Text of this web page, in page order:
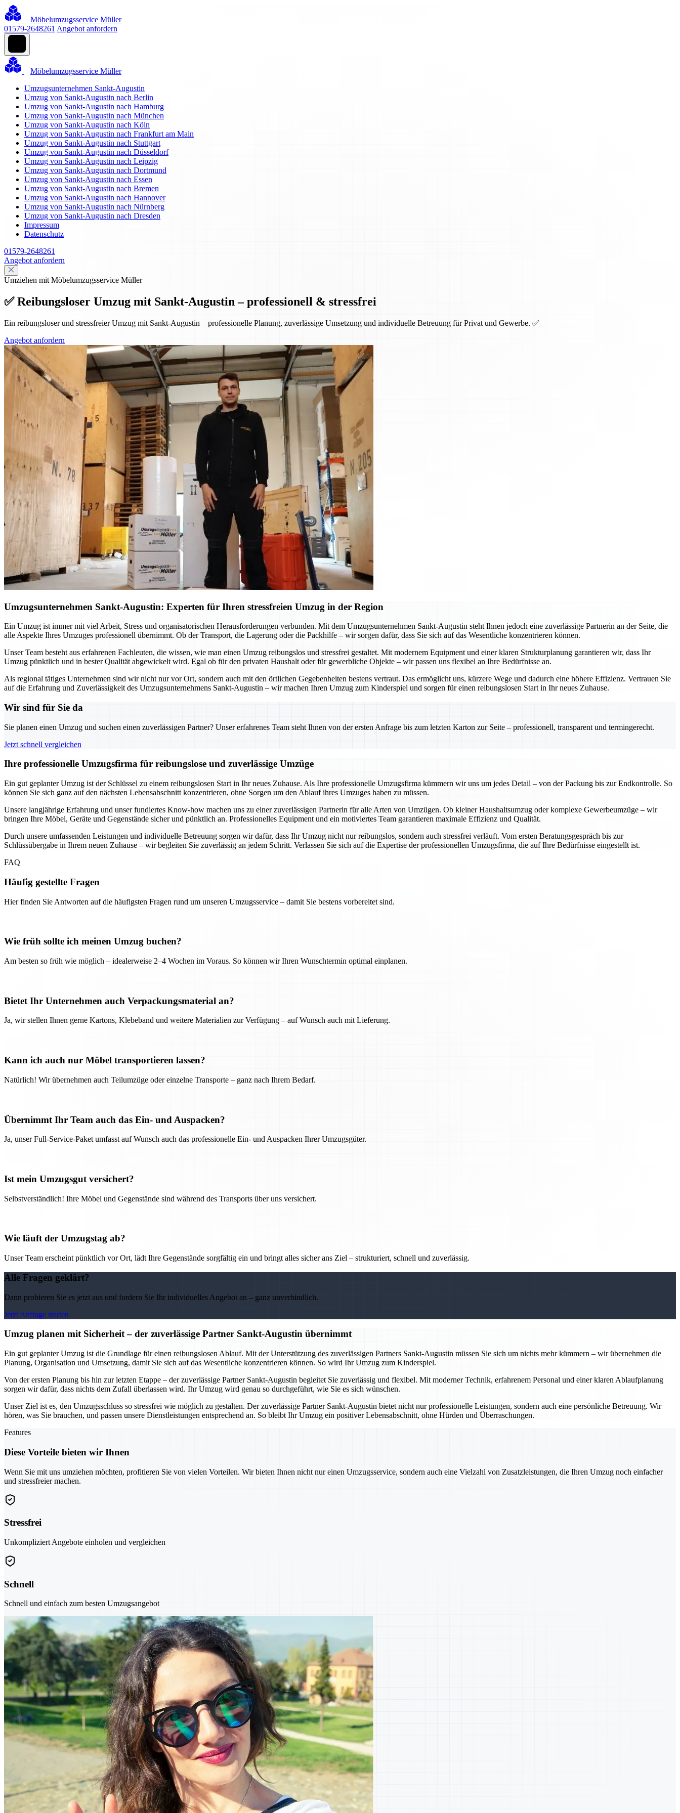
Möbelumzugsservice Müller
01579-2648261 Angebot anfordern
Möbelumzugsservice Müller
Umzugsunternehmen Sankt-Augustin
Umzug von Sankt-Augustin nach Berlin
Umzug von Sankt-Augustin nach Hamburg
Umzug von Sankt-Augustin nach München
Umzug von Sankt-Augustin nach Köln
Umzug von Sankt-Augustin nach Frankfurt am Main
Umzug von Sankt-Augustin nach Stuttgart
Umzug von Sankt-Augustin nach Düsseldorf
Umzug von Sankt-Augustin nach Leipzig
Umzug von Sankt-Augustin nach Dortmund
Umzug von Sankt-Augustin nach Essen
Umzug von Sankt-Augustin nach Bremen
Umzug von Sankt-Augustin nach Hannover
Umzug von Sankt-Augustin nach Nürnberg
Umzug von Sankt-Augustin nach Dresden
Impressum
Datenschutz
01579-2648261
Angebot anfordern
Umziehen mit Möbelumzugsservice Müller
✅ Reibungsloser Umzug mit Sankt-Augustin – professionell & stressfrei
Ein reibungsloser und stressfreier Umzug mit Sankt-Augustin – professionelle Planung, zuverlässige Umsetzung und individuelle Betreuung für Privat und Gewerbe. ✅
Angebot anfordern
Umzugsunternehmen Sankt-Augustin: Experten für Ihren stressfreien Umzug in der Region
Ein Umzug ist immer mit viel Arbeit, Stress und organisatorischen Herausforderungen verbunden. Mit dem Umzugsunternehmen Sankt-Augustin steht Ihnen jedoch eine zuverlässige Partnerin an der Seite, die
alle Aspekte Ihres Umzuges professionell übernimmt. Ob der Transport, die Lagerung oder die Packhilfe – wir sorgen dafür, dass Sie sich auf das Wesentliche konzentrieren können.
Unser Team besteht aus erfahrenen Fachleuten, die wissen, wie man einen Umzug reibungslos und stressfrei gestaltet. Mit modernem Equipment und einer klaren Strukturplanung garantieren wir, dass Ihr
Umzug pünktlich und in bester Qualität abgewickelt wird. Egal ob für den privaten Haushalt oder für gewerbliche Objekte – wir passen uns flexibel an Ihre Bedürfnisse an.
Als regional tätiges Unternehmen sind wir nicht nur vor Ort, sondern auch mit den örtlichen Gegebenheiten bestens vertraut. Das ermöglicht uns, kürzere Wege und dadurch eine höhere Effizienz. Vertrauen Sie
auf die Erfahrung und Zuverlässigkeit des Umzugsunternehmens Sankt-Augustin – wir machen Ihren Umzug zum Kinderspiel und sorgen für einen reibungslosen Start in Ihr neues Zuhause.
Wir sind für Sie da
Sie planen einen Umzug und suchen einen zuverlässigen Partner? Unser erfahrenes Team steht Ihnen von der ersten Anfrage bis zum letzten Karton zur Seite – professionell, transparent und termingerecht.
Jetzt schnell vergleichen
Ihre professionelle Umzugsfirma für reibungslose und zuverlässige Umzüge
Ein gut geplanter Umzug ist der Schlüssel zu einem reibungslosen Start in Ihr neues Zuhause. Als Ihre professionelle Umzugsfirma kümmern wir uns um jedes Detail – von der Packung bis zur Endkontrolle. So
können Sie sich ganz auf den nächsten Lebensabschnitt konzentrieren, ohne Sorgen um den Ablauf ihres Umzuges haben zu müssen.
Unsere langjährige Erfahrung und unser fundiertes Know-how machen uns zu einer zuverlässigen Partnerin für alle Arten von Umzügen. Ob kleiner Haushaltsumzug oder komplexe Gewerbeumzüge – wir
bringen Ihre Möbel, Geräte und Gegenstände sicher und pünktlich an. Professionelles Equipment und ein motiviertes Team garantieren maximale Effizienz und Qualität.
Durch unsere umfassenden Leistungen und individuelle Betreuung sorgen wir dafür, dass Ihr Umzug nicht nur reibungslos, sondern auch stressfrei verläuft. Vom ersten Beratungsgespräch bis zur
Schlüssübergabe in Ihrem neuen Zuhause – wir begleiten Sie zuverlässig an jedem Schritt. Verlassen Sie sich auf die Expertise der professionellen Umzugsfirma, die auf Ihre Bedürfnisse eingestellt ist.
FAQ
Häufig gestellte Fragen
Hier finden Sie Antworten auf die häufigsten Fragen rund um unseren Umzugsservice – damit Sie bestens vorbereitet sind.
Wie früh sollte ich meinen Umzug buchen?
Am besten so früh wie möglich – idealerweise 2–4 Wochen im Voraus. So können wir Ihren Wunschtermin optimal einplanen.
Bietet Ihr Unternehmen auch Verpackungsmaterial an?
Ja, wir stellen Ihnen gerne Kartons, Klebeband und weitere Materialien zur Verfügung – auf Wunsch auch mit Lieferung.
Kann ich auch nur Möbel transportieren lassen?
Natürlich! Wir übernehmen auch Teilumzüge oder einzelne Transporte – ganz nach Ihrem Bedarf.
Übernimmt Ihr Team auch das Ein- und Auspacken?
Ja, unser Full-Service-Paket umfasst auf Wunsch auch das professionelle Ein- und Auspacken Ihrer Umzugsgüter.
Ist mein Umzugsgut versichert?
Selbstverständlich! Ihre Möbel und Gegenstände sind während des Transports über uns versichert.
Wie läuft der Umzugstag ab?
Unser Team erscheint pünktlich vor Ort, lädt Ihre Gegenstände sorgfältig ein und bringt alles sicher ans Ziel – strukturiert, schnell und zuverlässig.
Alle Fragen geklärt?
Dann probieren Sie es jetzt aus und fordern Sie Ihr individuelles Angebot an – ganz unverbindlich.
Jetzt Anfrage starten
Umzug planen mit Sicherheit – der zuverlässige Partner Sankt-Augustin übernimmt
Ein gut geplanter Umzug ist die Grundlage für einen reibungslosen Ablauf. Mit der Unterstützung des zuverlässigen Partners Sankt-Augustin müssen Sie sich um nichts mehr kümmern – wir übernehmen die
Planung, Organisation und Umsetzung, damit Sie sich auf das Wesentliche konzentrieren können. So wird Ihr Umzug zum Kinderspiel.
Von der ersten Planung bis hin zur letzten Etappe – der zuverlässige Partner Sankt-Augustin begleitet Sie zuverlässig und flexibel. Mit moderner Technik, erfahrenem Personal und einer klaren Ablaufplanung
sorgen wir dafür, dass nichts dem Zufall überlassen wird. Ihr Umzug wird genau so durchgeführt, wie Sie es sich wünschen.
Unser Ziel ist es, den Umzugsschluss so stressfrei wie möglich zu gestalten. Der zuverlässige Partner Sankt-Augustin bietet nicht nur professionelle Leistungen, sondern auch eine persönliche Betreuung. Wir
hören, was Sie brauchen, und passen unsere Dienstleistungen entsprechend an. So bleibt Ihr Umzug ein positiver Lebensabschnitt, ohne Hürden und Überraschungen.
Features
Diese Vorteile bieten wir Ihnen
Wenn Sie mit uns umziehen möchten, profitieren Sie von vielen Vorteilen. Wir bieten Ihnen nicht nur einen Umzugsservice, sondern auch eine Vielzahl von Zusatzleistungen, die Ihren Umzug noch einfacher
und stressfreier machen.
Stressfrei
Unkompliziert Angebote einholen und vergleichen
Schnell
Schnell und einfach zum besten Umzugsangebot